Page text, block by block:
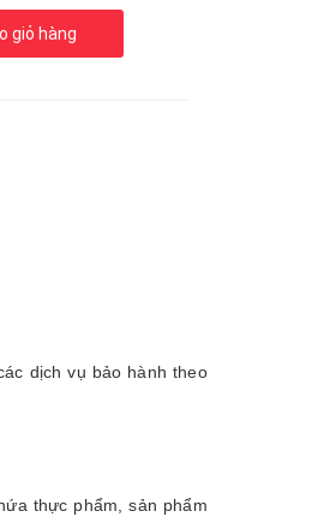
giỏ hàng
dịch vụ bảo hành theo
thực phẩm, sản phẩm